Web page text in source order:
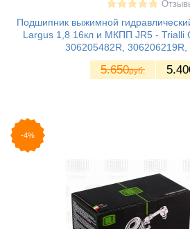
Подшипник выжимной
Largus 1,8 16кл и МКПП JR5 - Trialli
306205482R,
5.650руб.
-4%